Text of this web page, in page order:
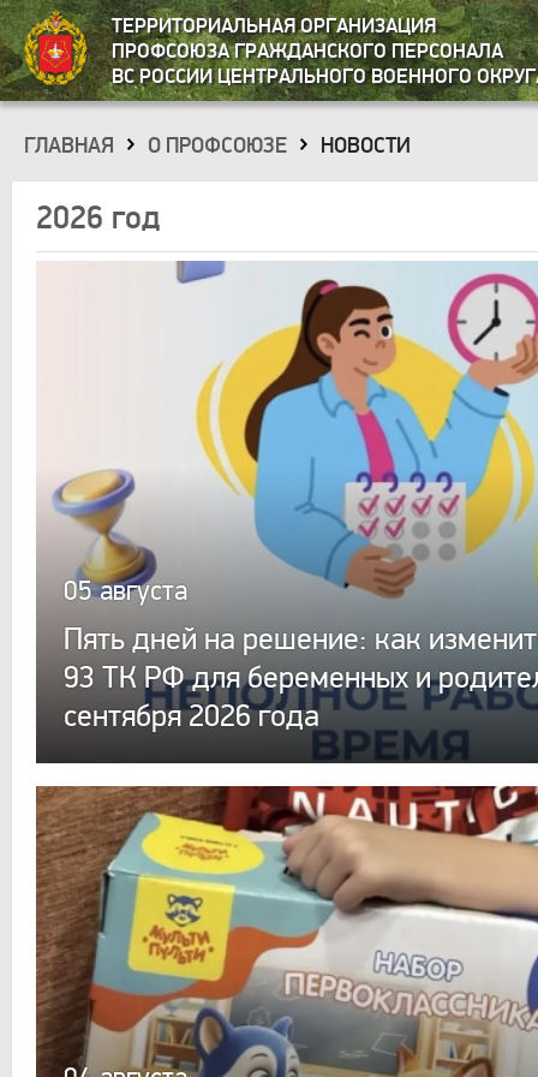
ТЕРРИТОРИАЛЬНАЯ ОРГАНИЗАЦИЯ
ПРОФСОЮЗА ГРАЖДАНСКОГО ПЕРСОНАЛА
ВС РОССИИ ЦЕНТРАЛЬНОГО ВОЕННОГО
ГЛАВНАЯ О ПРОФСОЮЗЕ НОВОСТИ
2026 год
05 августа
Пять дней на решение: как
93 ТК РФ для беременных и
сентября 2026 года